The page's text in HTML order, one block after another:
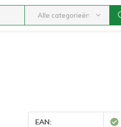
Alle categorieën
EAN: